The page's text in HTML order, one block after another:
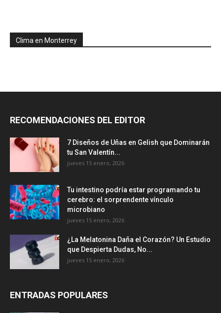
Clima en Monterrey
RECOMENDACIONES DEL EDITOR
7 Diseños de Uñas en Gelish que Dominarán
tu San Valentín...
jueves 15 enero, 2026
Tu intestino podría estar programando tu
cerebro: el sorprendente vínculo
microbiano
jueves 15 enero, 2026
¿La Melatonina Daña el Corazón? Un Estudio
que Despierta Dudas, No...
jueves 15 enero, 2026
ENTRADAS POPULARES